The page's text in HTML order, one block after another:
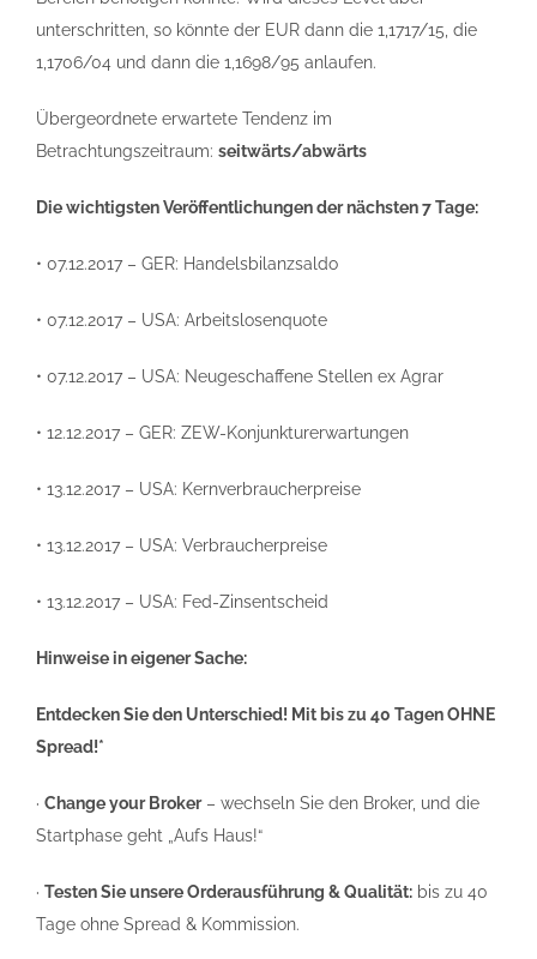
unterschritten, so könnte der EUR dann die 1,1717/15, die
1,1706/04 und dann die 1,1698/95 anlaufen.
Übergeordnete erwartete Tendenz im
Betrachtungszeitraum: seitwärts/abwärts
Die wichtigsten Veröffentlichungen der nächsten 7 Tage:
• 07.12.2017 – GER: Handelsbilanzsaldo
• 07.12.2017 – USA: Arbeitslosenquote
• 07.12.2017 – USA: Neugeschaffene Stellen ex Agrar
• 12.12.2017 – GER: ZEW-Konjunkturerwartungen
• 13.12.2017 – USA: Kernverbraucherpreise
• 13.12.2017 – USA: Verbraucherpreise
• 13.12.2017 – USA: Fed-Zinsentscheid
Hinweise in eigener Sache:
Entdecken Sie den Unterschied! Mit bis zu 40 Tagen OHNE
Spread!*
· Change your Broker– wechseln Sie den Broker, und die
Startphase geht „Aufs Haus!“
· Testen Sie unsere Orderausführung & Qualität: bis zu 40
Tage ohne Spread & Kommission.